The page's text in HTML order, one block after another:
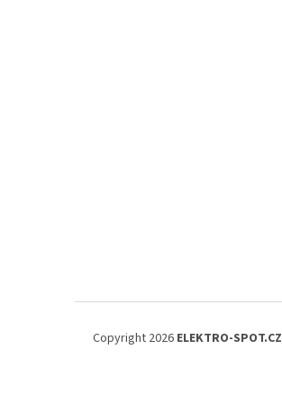
Copyright 2026 ELEKTRO-SPOT.CZ